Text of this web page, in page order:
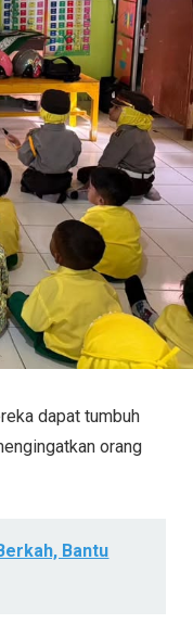
dapat tumbuh
orang
Bantu